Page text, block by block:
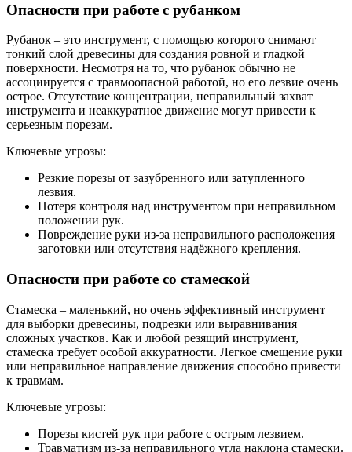
Опасности при работе с рубанком
Рубанок – это инструмент, с помощью которого снимают
тонкий слой древесины для создания ровной и гладкой
поверхности. Несмотря на то, что рубанок обычно не
ассоциируется с травмоопасной работой, но его лезвие очень
острое. Отсутствие концентрации, неправильный захват
инструмента и неаккуратное движение могут привести к
серьезным порезам.
Ключевые угрозы:
Резкие порезы от зазубренного или затупленного
лезвия.
Потеря контроля над инструментом при неправильном
положении рук.
Повреждение руки из-за неправильного расположения
заготовки или отсутствия надёжного крепления.
Опасности при работе со стамеской
Стамеска – маленький, но очень эффективный инструмент
для выборки древесины, подрезки или выравнивания
сложных участков. Как и любой резящий инструмент,
стамеска требует особой аккуратности. Легкое смещение руки
или неправильное направление движения способно привести
к травмам.
Ключевые угрозы:
Порезы кистей рук при работе с острым лезвием.
Травматизм из-за неправильного угла наклона стамески.